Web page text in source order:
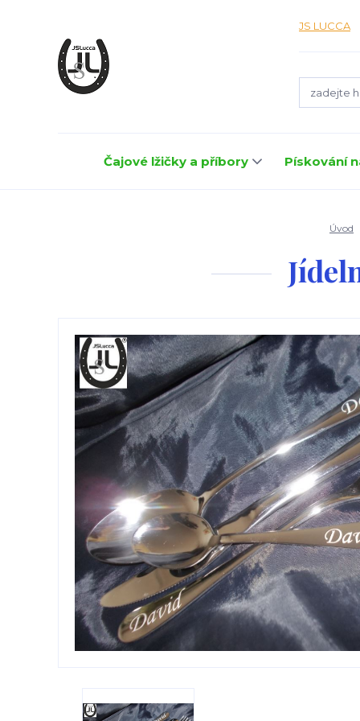
JS LUCCA
Čajové lžičky a příbory Pískování
Úvod